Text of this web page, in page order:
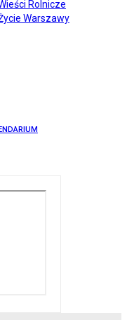
Rolnicze
Warszawy